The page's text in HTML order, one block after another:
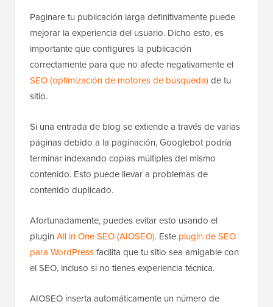
Paginare tu publicación larga definitivamente puede
mejorar la experiencia del usuario. Dicho esto, es
importante que configures la publicación
correctamente para que no afecte negativamente el
SEO (optimización de motores de búsqueda) de tu
sitio.
Si una entrada de blog se extiende a través de varias
páginas debido a la paginación, Googlebot podría
terminar indexando copias múltiples del mismo
contenido. Esto puede llevar a problemas de
contenido duplicado.
Afortunadamente, puedes evitar esto usando el
plugin All in One SEO (AIOSEO). Este plugin de SEO
para WordPressfacilita que tu sitio sea amigable con
el SEO, incluso si no tienes experiencia técnica.
AIOSEO inserta automáticamente un número de